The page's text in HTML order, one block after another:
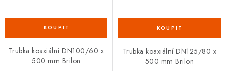
Trubka koaxiální DN100/60 x
500 mm Brilon
Trubka koaxiální DN125/80 x
500 mm Brilon